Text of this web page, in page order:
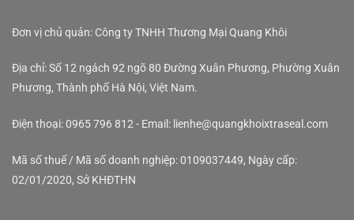
Đơn vị chủ quản: Công ty TNHH Thương Mại Quang Khôi
Địa chỉ: Số 12 ngách 92 ngõ 80 Đường Xuân Phương, Phường Xuân
Phương, Thành phố Hà Nội, Việt Nam.
Điện thoại: 0965 796 812 - Email: lienhe@quangkhoixtraseal.com
Mã số thuế / Mã số doanh nghiệp: 0109037449, Ngày cấp:
02/01/2020, Sở KHĐTHN